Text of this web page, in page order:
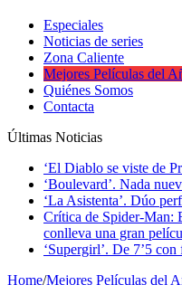
Especiales
Noticias de series
Zona Caliente
Mejores Películas del
Quiénes Somos
Contacta
Últimas Noticias
‘El Diablo se viste de
‘Boulevard’. Nada
‘La Asistenta’. Dúo
Crítica de Spider-Man:
conlleva una gran
‘Supergirl’. De 7’5
Home/Mejores Películas del